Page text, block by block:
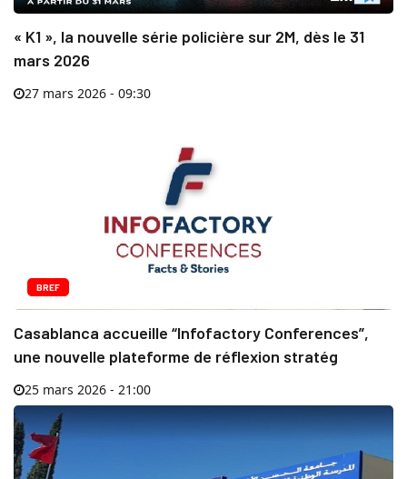
« K1 », la nouvelle série policière sur 2M, dès le 31
mars 2026
27 mars 2026 - 09:30
BREF
Casablanca accueille “Infofactory Conferences”,
une nouvelle plateforme de réflexion stratég
25 mars 2026 - 21:00